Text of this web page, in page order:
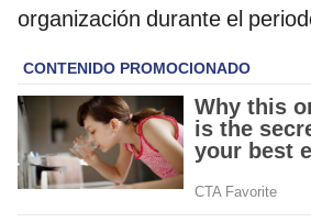
organización durante el